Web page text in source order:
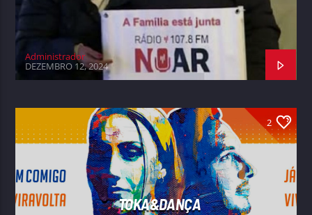
Administrador
DEZEMBRO 12, 2024
2
TOKA&DANÇA